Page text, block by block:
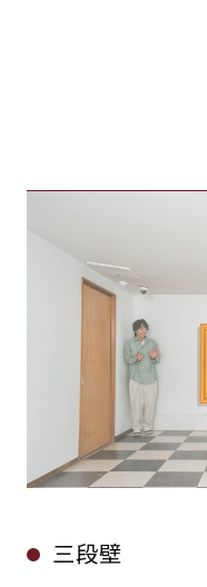
三段壁